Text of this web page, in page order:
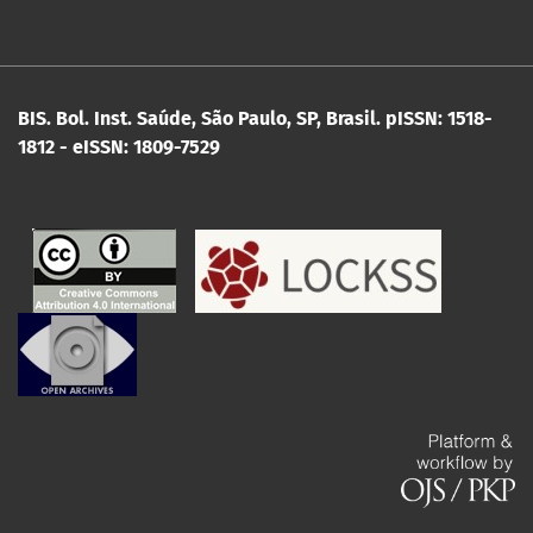
BIS. Bol. Inst. Saúde, São Paulo, SP, Brasil. pISSN: 1518-
1812 - eISSN: 1809-7529